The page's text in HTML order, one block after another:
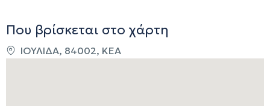
Που βρίσκεται στο χάρτη
ΙΟΥΛΙΔΑ, 84002, ΚΕΑ